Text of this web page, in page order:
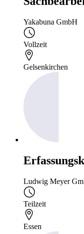
Yakabuna GmbH
Vollzeit
Gelsenkirchen
Ludwig Meyer
Teilzeit
Essen